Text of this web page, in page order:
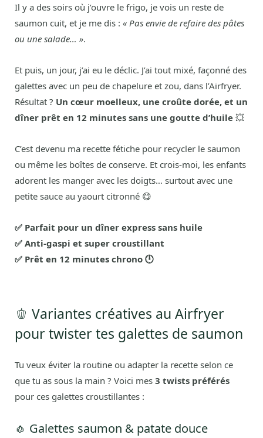
Il y a des soirs où j’ouvre le frigo, je vois un reste de
saumon cuit, et je me dis : « Pas envie de refaire des pâtes
ou une salade… ».
Et puis, un jour, j’ai eu le déclic. J’ai tout mixé, façonné des
galettes avec un peu de chapelure et zou, dans l’Airfryer.
Résultat ? Un cœur moelleux, une croûte dorée, et un
dîner prêt en 12 minutes sans une goutte d’huile 💥
C’est devenu ma recette fétiche pour recycler le saumon
ou même les boîtes de conserve. Et crois-moi, les enfants
adorent les manger avec les doigts… surtout avec une
petite sauce au yaourt citronné 😋
✅ Parfait pour un dîner express sans huile
✅ Anti-gaspi et super croustillant
✅ Prêt en 12 minutes chrono 🕛
🫑 Variantes créatives au Airfryer
pour twister tes galettes de saumon
Tu veux éviter la routine ou adapter la recette selon ce
que tu as sous la main ? Voici mes 3 twists préférés
pour ces galettes croustillantes :
🧄 Galettes saumon & patate douce